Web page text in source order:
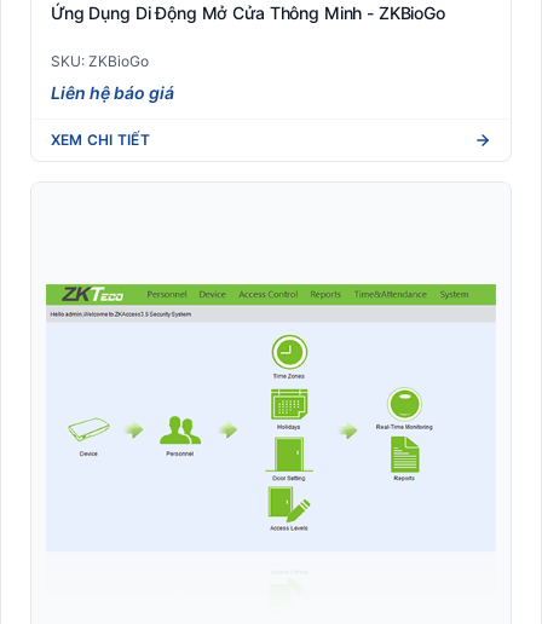
Ứng Dụng Di Động Mở Cửa Thông Minh - ZKBioGo
SKU: ZKBioGo
Liên hệ báo giá
XEM CHI TIẾT